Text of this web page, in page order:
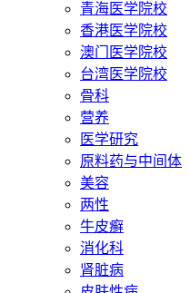
青海医学院校
香港医学院校
澳门医学院校
台湾医学院校
骨科
营养
医学研究
原料药与中间体
美容
两性
牛皮癣
消化科
肾脏病